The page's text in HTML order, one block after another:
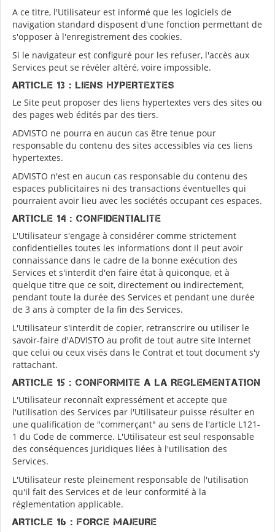
A ce titre, l'Utilisateur est informé que les logiciels de
navigation standard disposent d'une fonction permettant de
s'opposer à l'enregistrement des cookies.
Si le navigateur est configuré pour les refuser, l'accès aux
Services peut se révéler altéré, voire impossible.
ARTICLE 13 : LIENS HYPERTEXTES
Le Site peut proposer des liens hypertextes vers des sites ou
des pages web édités par des tiers.
ADVISTO ne pourra en aucun cas être tenue pour
responsable du contenu des sites accessibles via ces liens
hypertextes.
ADVISTO n'est en aucun cas responsable du contenu des
espaces publicitaires ni des transactions éventuelles qui
pourraient avoir lieu avec les sociétés occupant ces espaces.
ARTICLE 14 : CONFIDENTIALITE
L'Utilisateur s'engage à considérer comme strictement
confidentielles toutes les informations dont il peut avoir
connaissance dans le cadre de la bonne exécution des
Services et s'interdit d'en faire état à quiconque, et à
quelque titre que ce soit, directement ou indirectement,
pendant toute la durée des Services et pendant une durée
de 3 ans à compter de la fin des Services.
L'Utilisateur s'interdit de copier, retranscrire ou utiliser le
savoir-faire d'ADVISTO au profit de tout autre site Internet
que celui ou ceux visés dans le Contrat et tout document s'y
rattachant.
ARTICLE 15 : CONFORMITE A LA REGLEMENTATION
L'Utilisateur reconnaît expressément et accepte que
l'utilisation des Services par l'Utilisateur puisse résulter en
une qualification de "commerçant" au sens de l'article L121-
1 du Code de commerce. L'Utilisateur est seul responsable
des conséquences juridiques liées à l'utilisation des
Services.
L'Utilisateur reste pleinement responsable de l'utilisation
qu'il fait des Services et de leur conformité à la
réglementation applicable.
ARTICLE 16 : FORCE MAJEURE